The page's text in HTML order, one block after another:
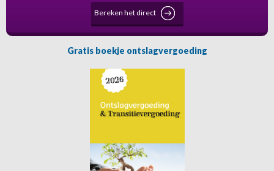
Bereken het direct
Gratis boekje ontslagvergoeding